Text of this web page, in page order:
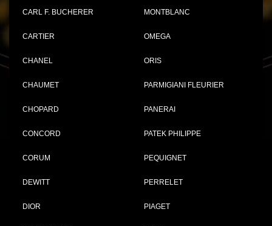
CARL F. BUCHERER
CARTIER
CHANEL
CHAUMET
CHOPARD
CONCORD
CORUM
DEWITT
DIOR
MONTBLANC
OMEGA
ORIS
PARMIGIANI FLEURIER
PANERAI
PATEK PHILIPPE
PEQUIGNET
PERRELET
PIAGET